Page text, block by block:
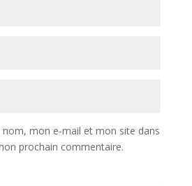
nom, mon e-mail et mon site dans
prochain commentaire.